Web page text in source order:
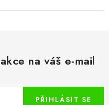
na váš e-mail
PŘIHLÁSIT SE